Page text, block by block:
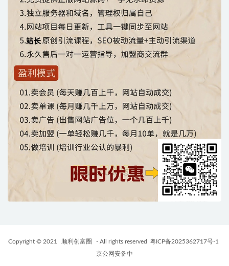
Copyright © 2021 顺利创富圈 - All rights reserved 粤ICP备2025362717号-1
京公网安备中